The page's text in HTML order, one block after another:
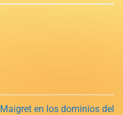
Maigret en los dominios del